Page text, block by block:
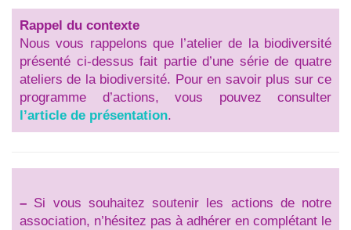
Rappel du contexte
Nous vous rappelons que l’atelier de la biodiversité
présenté ci-dessus fait partie d’une série de quatre
ateliers de la biodiversité. Pour en savoir plus sur ce
programme d’actions, vous pouvez consulter
l’article de présentation.
– Si vous souhaitez soutenir les actions de notre
association, n’hésitez pas à adhérer en complétant le